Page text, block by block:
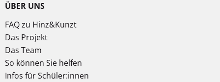
ÜBER UNS
FAQ zu Hinz&Kunzt
Das Projekt
Das Team
So können Sie helfen
Infos für Schüler:innen